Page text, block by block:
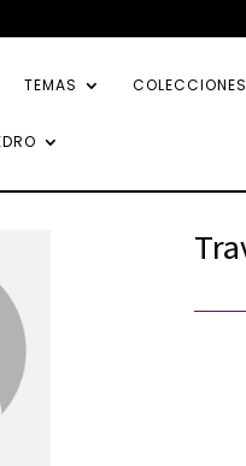
TEMAS COLECCIONES